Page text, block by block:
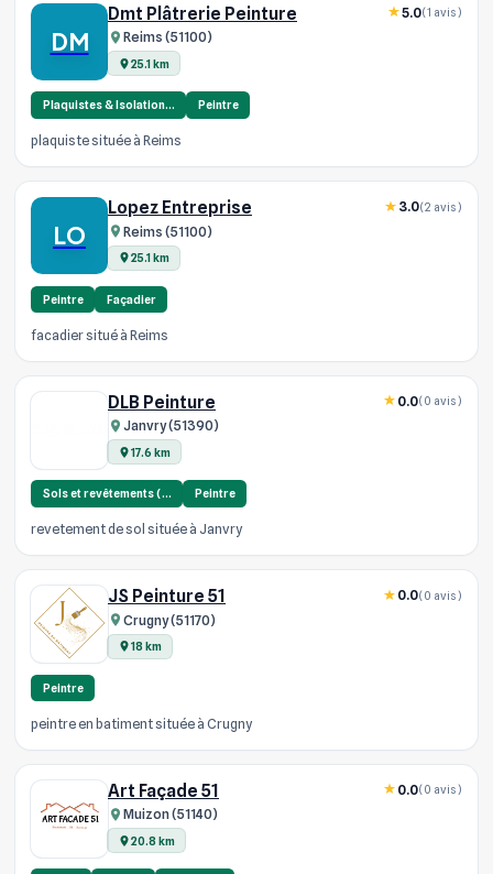
DM
Dmt Plâtrerie Peinture
Reims (51100)
25.1 km
5.0(1 avis)
Plaquistes & Isolation… Peintre
plaquiste située à Reims
LO
Lopez Entreprise
Reims (51100)
25.1 km
3.0(2 avis)
Peintre Façadier
facadier situé à Reims
DLB Peinture
Janvry (51390)
17.6 km
0.0(0 avis)
Sols et revêtements (… Peintre
revetement de sol située à Janvry
JS Peinture 51
Crugny (51170)
18 km
0.0(0 avis)
Peintre
peintre en batiment située à Crugny
Art Façade 51
Muizon (51140)
20.8 km
0.0(0 avis)